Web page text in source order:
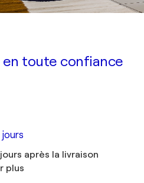
toute confiance
après la livraison
plus